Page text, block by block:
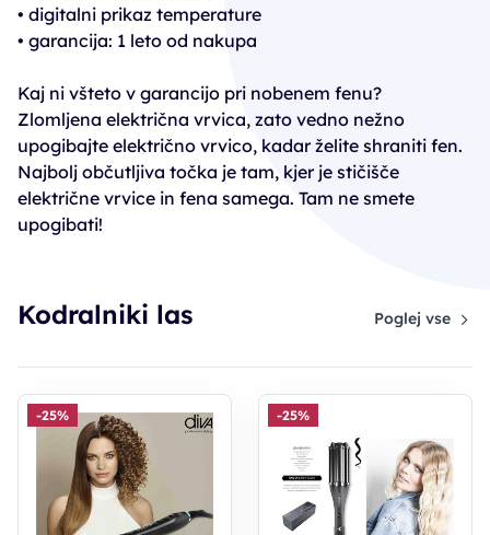
• digitalni prikaz temperature
• garancija: 1 leto od nakupa
Kaj ni všteto v garancijo pri nobenem fenu?
Zlomljena električna vrvica, zato vedno nežno
upogibajte električno vrvico, kadar želite shraniti fen.
Najbolj občutljiva točka je tam, kjer je stičišče
električne vrvice in fena samega. Tam ne smete
upogibati!
Kodralniki las Poglej vse
-25% -25%